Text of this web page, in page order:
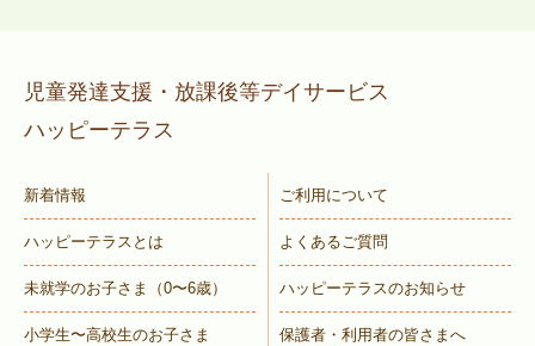
児童発達支援・放課後等デイサービス
ハッピーテラス
新着情報
ハッピーテラスとは
未就学のお子さま （0〜6歳）
小学生〜高校生のお子さま
ご利用について
よくあるご質問
ハッピーテラスのお知らせ
保護者・利用者の皆さまへ